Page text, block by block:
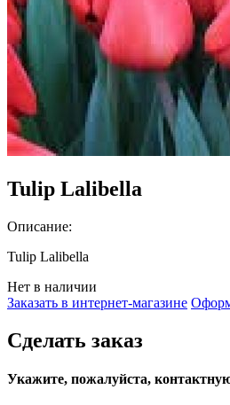
Tulip Lalibella
Описание:
Tulip Lalibella
Нет в наличии
Заказать в интернет-магазине
Сделать заказ
Укажите, пожалуйста,